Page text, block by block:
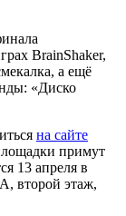
BrainShaker,
а ещё
«Диско
на сайте
примут
13 апреля в
второй этаж,